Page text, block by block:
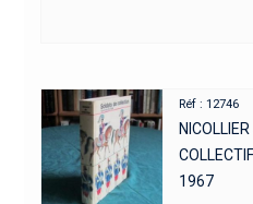
Réf : 12746
COLLECTIF
1967